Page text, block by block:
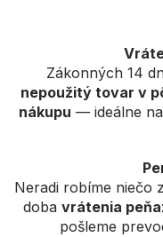
Zákonných 14
nepoužitý tovar v
nákupu — ideálne
Neradi robíme niečo
doba vrátenia
pošleme